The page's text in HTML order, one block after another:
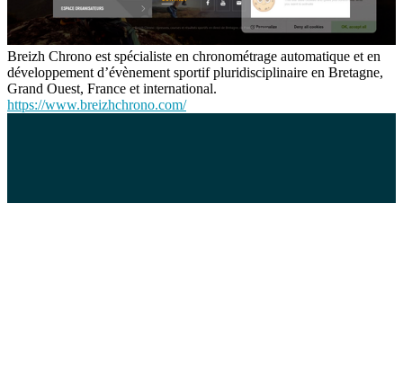
Breizh Chrono est spécialiste en chronométrage automatique et en
développement d’évènement sportif pluridisciplinaire en Bretagne,
Grand Ouest, France et international.
https://www.breizhchrono.com/